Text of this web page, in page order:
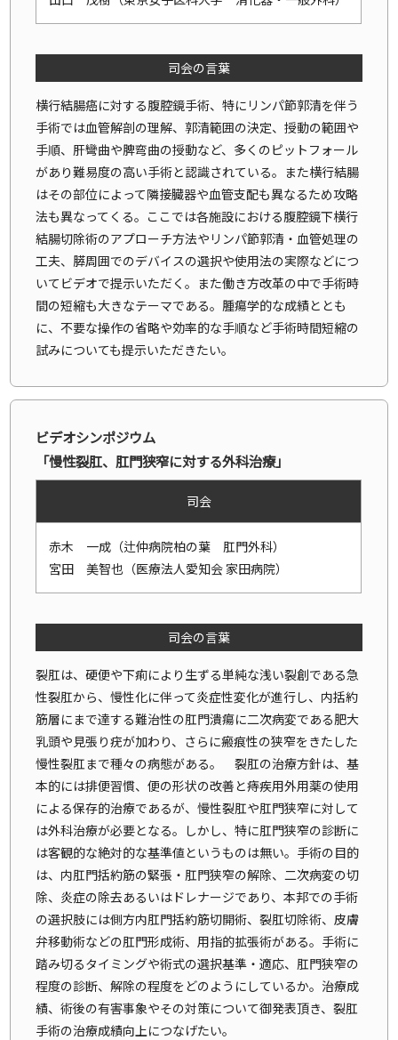
司会の言葉
横行結腸癌に対する腹腔鏡手術、特にリンパ節郭清を伴う
手術では血管解剖の理解、郭清範囲の決定、授動の範囲や
手順、肝彎曲や脾弯曲の授動など、多くのピットフォール
があり難易度の高い手術と認識されている。また横行結腸
はその部位によって隣接臓器や血管支配も異なるため攻略
法も異なってくる。ここでは各施設における腹腔鏡下横行
結腸切除術のアプローチ方法やリンパ節郭清・血管処理の
工夫、膵周囲でのデバイスの選択や使用法の実際などにつ
いてビデオで提示いただく。また働き方改革の中で手術時
間の短縮も大きなテーマである。腫瘍学的な成績ととも
に、不要な操作の省略や効率的な手順など手術時間短縮の
試みについても提示いただきたい。
ビデオシンポジウム
「慢性裂肛、肛門狭窄に対する外科治療」
司会
赤木 一成（辻仲病院柏の葉 肛門外科）
宮田 美智也（医療法人愛知会 家田病院）
司会の言葉
裂肛は、硬便や下痢により生ずる単純な浅い裂創である急
性裂肛から、慢性化に伴って炎症性変化が進行し、内括約
筋層にまで達する難治性の肛門潰瘍に二次病変である肥大
乳頭や見張り疣が加わり、さらに瘢痕性の狭窄をきたした
慢性裂肛まで種々の病態がある。 裂肛の治療方針は、基
本的には排便習慣、便の形状の改善と痔疾用外用薬の使用
による保存的治療であるが、慢性裂肛や肛門狭窄に対して
は外科治療が必要となる。しかし、特に肛門狭窄の診断に
は客観的な絶対的な基準値というものは無い。手術の目的
は、内肛門括約筋の緊張・肛門狭窄の解除、二次病変の切
除、炎症の除去あるいはドレナージであり、本邦での手術
の選択肢には側方内肛門括約筋切開術、裂肛切除術、皮膚
弁移動術などの肛門形成術、用指的拡張術がある。手術に
踏み切るタイミングや術式の選択基準・適応、肛門狭窄の
程度の診断、解除の程度をどのようにしているか。治療成
績、術後の有害事象やその対策について御発表頂き、裂肛
手術の治療成績向上につなげたい。